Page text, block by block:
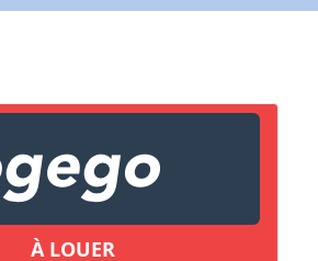
À LOUER
(sera inclus dans courriel)
X Fermer